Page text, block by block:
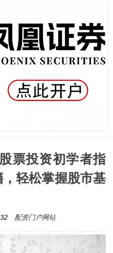
票投资初学者指
轻松掌握股市基
配资门户网站